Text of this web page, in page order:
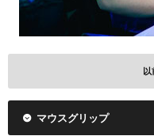
マウスグリップ